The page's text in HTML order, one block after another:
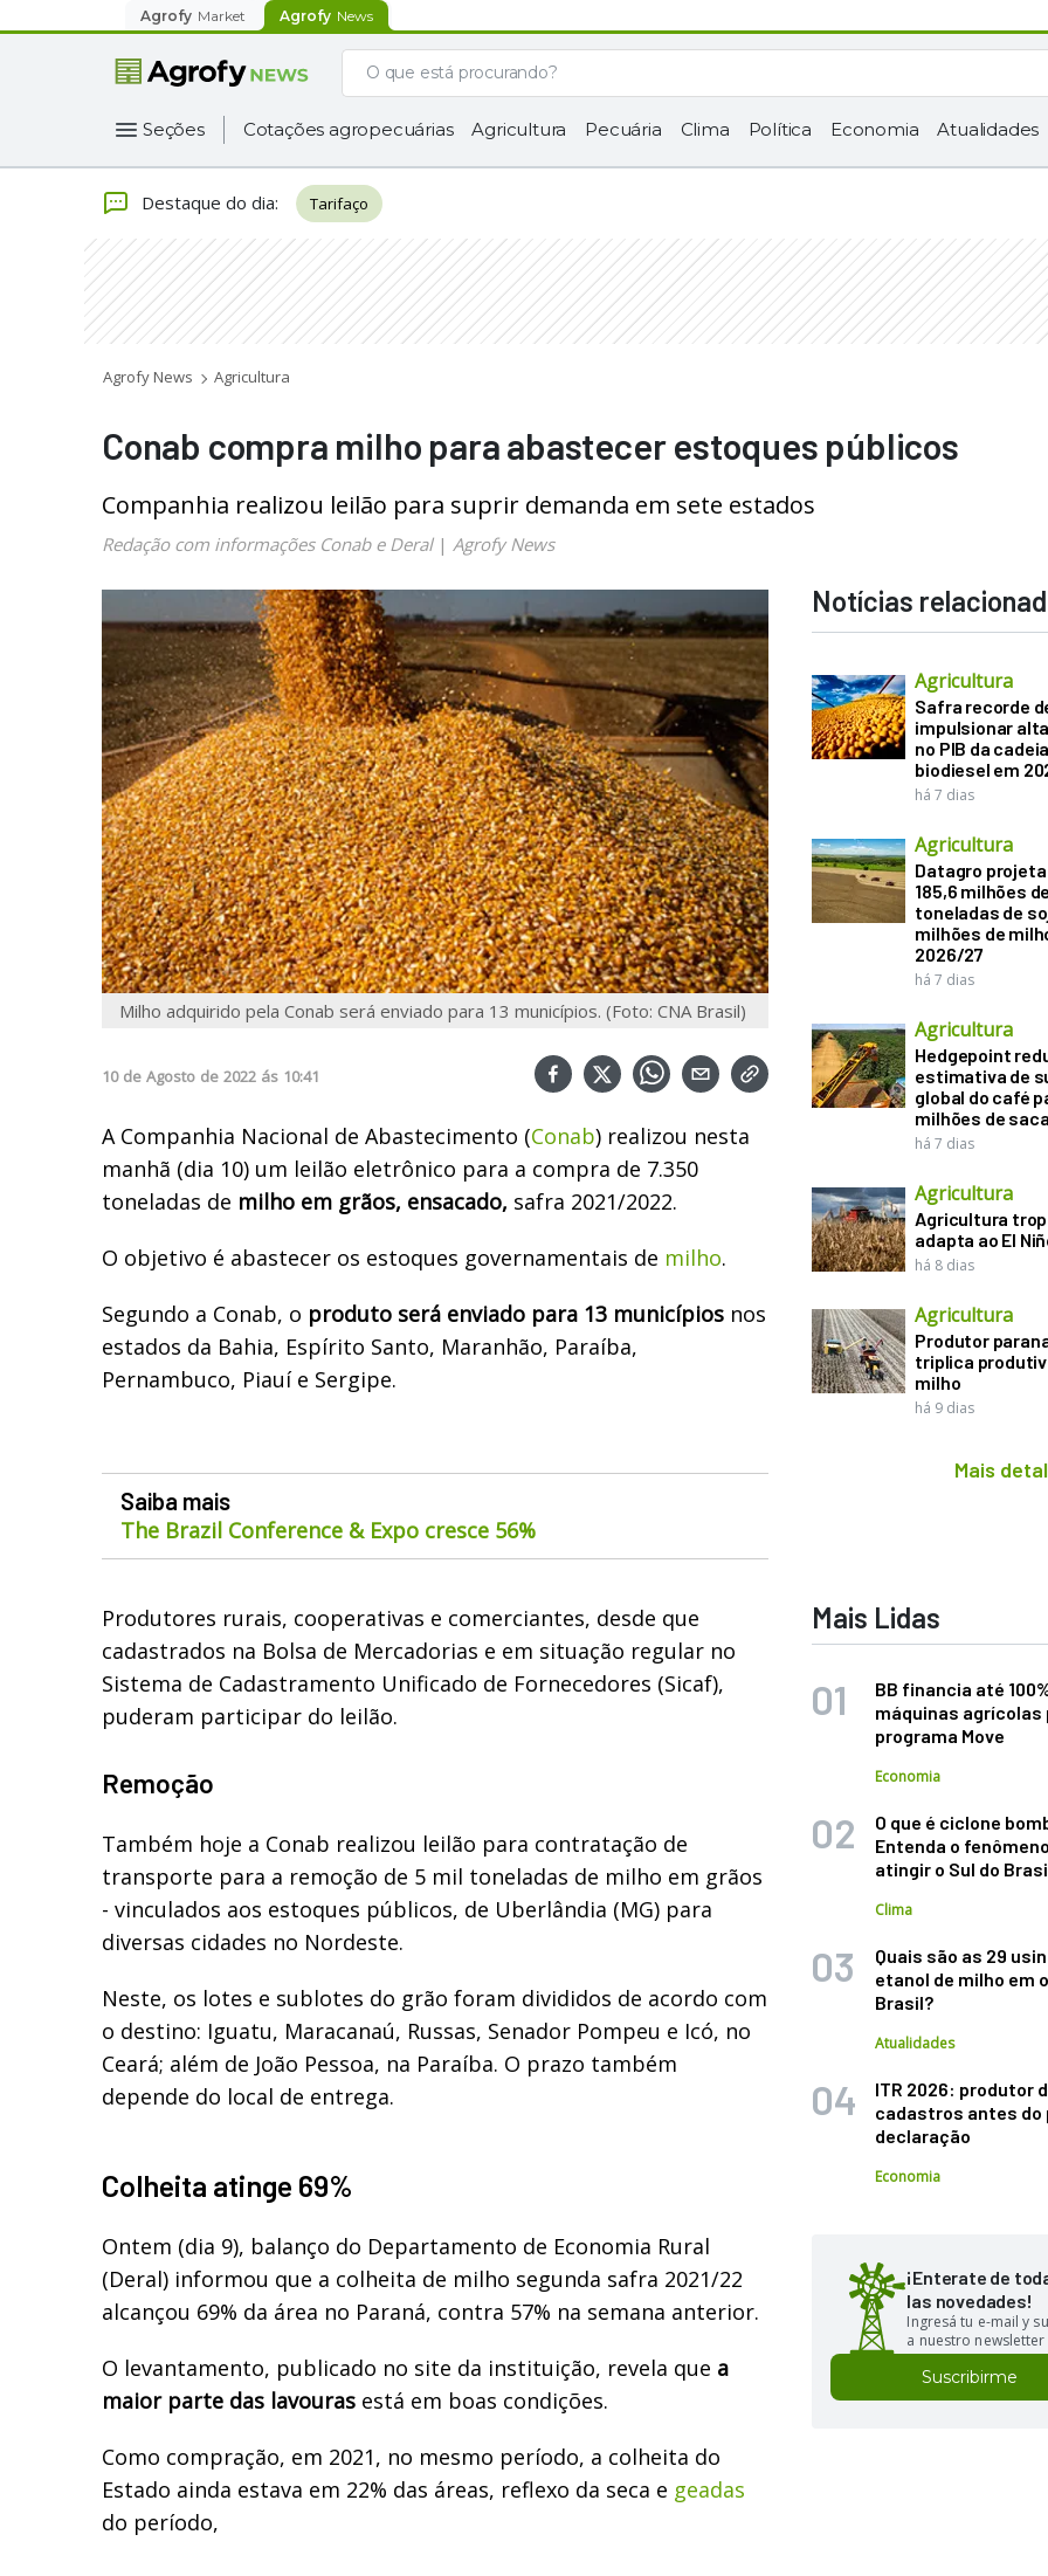
Agrofy Market Agrofy News
Seções Cotações agropecuárias Agricultura Pecuária Clima Política Economia Atualidades
Destaque do dia: Tarifaço
Agrofy News Agricultura
Conab compra milho para abastecer estoques públicos
Companhia realizou leilão para suprir demanda em sete estados
Redação com informações Conab e Deral| Agrofy News
Milho adquirido pela Conab será enviado para 13 municípios. (Foto: CNA Brasil)
10 de Agosto de 2022 ás 10:41
A Companhia Nacional de Abastecimento (Conab) realizou nesta
manhã (dia 10) um leilão eletrônico para a compra de 7.350
toneladas de milho em grãos, ensacado, safra 2021/2022.
O objetivo é abastecer os estoques governamentais de milho.
Segundo a Conab, o produto será enviado para 13 municípios nos
estados da Bahia, Espírito Santo, Maranhão, Paraíba,
Pernambuco, Piauí e Sergipe.
Saiba mais
The Brazil Conference & Expo cresce 56%
Produtores rurais, cooperativas e comerciantes, desde que
cadastrados na Bolsa de Mercadorias e em situação regular no
Sistema de Cadastramento Unificado de Fornecedores (Sicaf),
puderam participar do leilão.
Remoção
Também hoje a Conab realizou leilão para contratação de
transporte para a remoção de 5 mil toneladas de milho em grãos
- vinculados aos estoques públicos, de Uberlândia (MG) para
diversas cidades no Nordeste.
Neste, os lotes e sublotes do grão foram divididos de acordo com
o destino: Iguatu, Maracanaú, Russas, Senador Pompeu e Icó, no
Ceará; além de João Pessoa, na Paraíba. O prazo também
depende do local de entrega.
Colheita atinge 69%
Ontem (dia 9), balanço do Departamento de Economia Rural
(Deral) informou que a colheita de milho segunda safra 2021/22
alcançou 69% da área no Paraná, contra 57% na semana anterior.
O levantamento, publicado no site da instituição, revela que a
maior parte das lavouras está em boas condições.
Como compração, em 2021, no mesmo período, a colheita do
Estado ainda estava em 22% das áreas, reflexo da seca e geadas
do período,
Notícias
Agricultura
Safra recorde
impulsionar
no PIB da
biodiesel em
há 7 dias
Agricultura
Datagro
185,6 milhões
toneladas de
milhões de
2026/27
há 7 dias
Agricultura
Hedgepoint
estimativa de
global do café
milhões de
há 7 dias
Agricultura
Agricultura
adapta ao El
há 8 dias
Agricultura
Produtor
triplica
milho
há 9 dias
Mais
Mais Lidas
BB financia até
máquinas agrícolas
programa Move
Economia
O que é ciclone
Entenda o
atingir o Sul do
Clima
Quais são as 29
etanol de milho em
Brasil?
Atualidades
ITR 2026: produtor
cadastros antes do
declaração
Economia
¡Enterate de
las novedades!
Ingresá tu e-mail y
a nuestro newsletter
Suscribirme